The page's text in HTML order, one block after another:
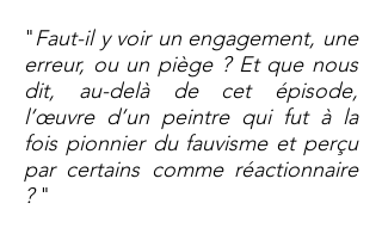
"Faut-il y voir un engagement, une
erreur, ou un piège ? Et que nous
dit, au-delà de cet épisode,
l’œuvre d’un peintre qui fut à la
fois pionnier du fauvisme et perçu
par certains comme réactionnaire
?"